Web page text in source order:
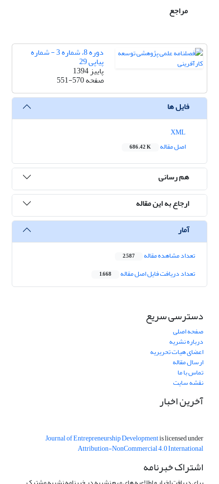
مراجع
دوره 8، شماره 3 - شماره
پیاپی 29
پاییز 1394
صفحه551-570
فایل ها
اصل مقاله
686.42 K
هم رسانی
ارجاع به این مقاله
آمار
تعداد مشاهده مقاله 2,587
تعداد دریافت فایل اصل مقاله 1,668
دسترسی سریع
صفحه اصلی
درباره نشریه
اعضای هیات تحریریه
ارسال مقاله
تماس با ما
نقشه سایت
آخرین اخبار
Journal of Entrepreneurship Developmentis licensed under
Attribution-NonCommercial 4.0 International
اشتراک خبرنامه